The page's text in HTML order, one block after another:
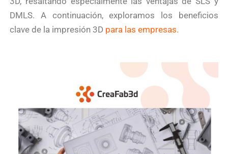
DMLS. A continuación, exploramos los beneficios
clave de la impresión 3D para las empresas.